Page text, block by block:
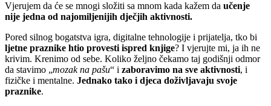
Vjerujem da će se mnogi složiti sa mnom kada kažem da učenje
nije jedna od najomiljenijih dječjih aktivnosti.
Pored silnog bogatstva igra, digitalne tehnologije i prijatelja, tko bi
ljetne praznike htio provesti ispred knjige? I vjerujte mi, ja ih ne
krivim. Krenimo od sebe. Koliko željno čekamo taj godišnji odmor
da stavimo „mozak na pašu“ i zaboravimo na sve aktivnosti, i
fizičke i mentalne. Jednako tako i djeca doživljavaju svoje
praznike.